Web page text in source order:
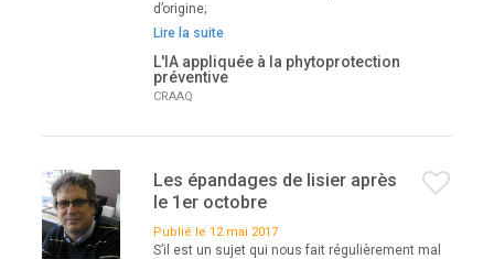
d’origine;
Lire la suite
L'IA appliquée à la phytoprotection
préventive
CRAAQ
Les épandages de lisier après
le 1er octobre
Publié le 12 mai 2017
S’il est un sujet qui nous fait régulièrement mal